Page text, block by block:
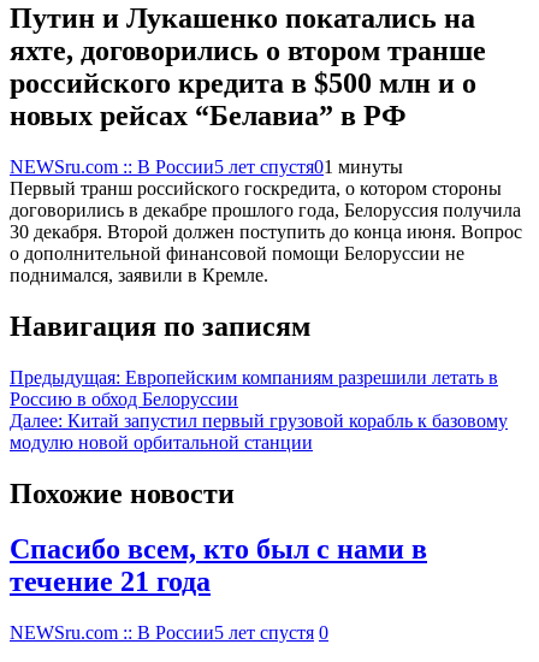
Путин и Лукашенко покатались на
яхте, договорились о втором транше
российского кредита в $500 млн и о
новых рейсах “Белавиа” в РФ
NEWSru.com :: В России5 лет спустя01 минуты
Первый транш российского госкредита, о котором стороны
договорились в декабре прошлого года, Белоруссия получила
30 декабря. Второй должен поступить до конца июня. Вопрос
о дополнительной финансовой помощи Белоруссии не
поднимался, заявили в Кремле.
Навигация по записям
Предыдущая: Европейским компаниям разрешили летать в
Россию в обход Белоруссии
Далее: Китай запустил первый грузовой корабль к базовому
модулю новой орбитальной станции
Похожие новости
Спасибо всем, кто был с нами в
течение 21 года
NEWSru.com :: В России5 лет спустя 0